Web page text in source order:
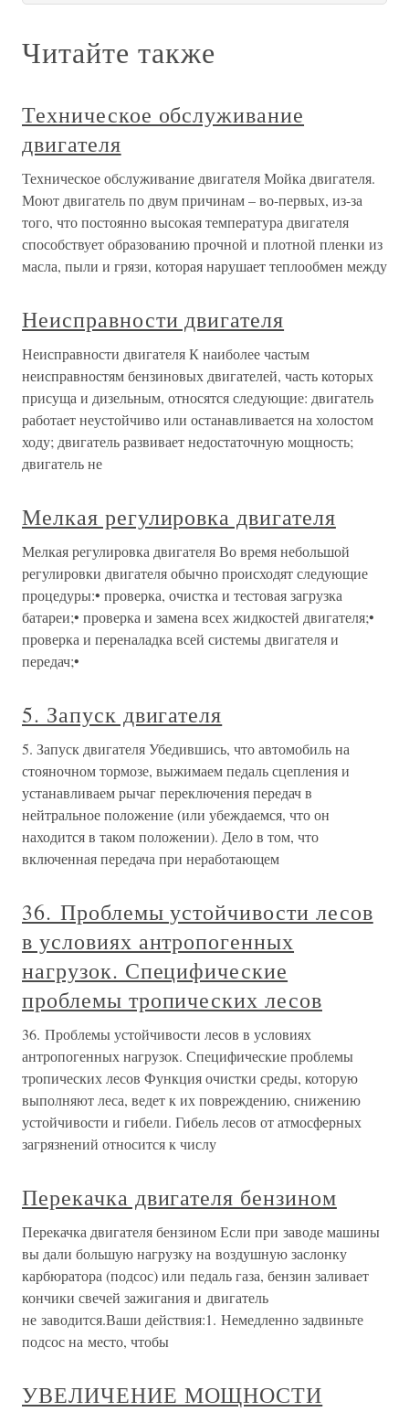
Читайте также
Техническое обслуживание
двигателя
Техническое обслуживание двигателя Мойка двигателя.
Моют двигатель по двум причинам – во-первых, из-за
того, что постоянно высокая температура двигателя
способствует образованию прочной и плотной пленки из
масла, пыли и грязи, которая нарушает теплообмен между
Неисправности двигателя
Неисправности двигателя К наиболее частым
неисправностям бензиновых двигателей, часть которых
присуща и дизельным, относятся следующие: двигатель
работает неустойчиво или останавливается на холостом
ходу; двигатель развивает недостаточную мощность;
двигатель не
Мелкая регулировка двигателя
Мелкая регулировка двигателя Во время небольшой
регулировки двигателя обычно происходят следующие
процедуры:• проверка, очистка и тестовая загрузка
батареи;• проверка и замена всех жидкостей двигателя;•
проверка и переналадка всей системы двигателя и
передач;•
5. Запуск двигателя
5. Запуск двигателя Убедившись, что автомобиль на
стояночном тормозе, выжимаем педаль сцепления и
устанавливаем рычаг переключения передач в
нейтральное положение (или убеждаемся, что он
находится в таком положении). Дело в том, что
включенная передача при неработающем
36. Проблемы устойчивости лесов
в условиях антропогенных
нагрузок. Специфические
проблемы тропических лесов
36. Проблемы устойчивости лесов в условиях
антропогенных нагрузок. Специфические проблемы
тропических лесов Функция очистки среды, которую
выполняют леса, ведет к их повреждению, снижению
устойчивости и гибели. Гибель лесов от атмосферных
загрязнений относится к числу
Перекачка двигателя бензином
Перекачка двигателя бензином Если при заводе машины
вы дали большую нагрузку на воздушную заслонку
карбюратора (подсос) или педаль газа, бензин заливает
кончики свечей зажигания и двигатель
не заводится.Ваши действия:1. Немедленно задвиньте
подсос на место, чтобы
УВЕЛИЧЕНИЕ МОЩНОСТИ